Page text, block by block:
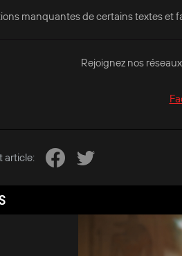
manquantes de certains textes et
Rejoignez nos
article: